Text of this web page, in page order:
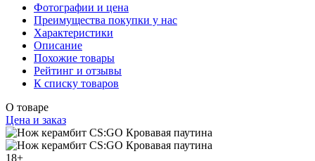
Фотографии и цена
Преимущества покупки у нас
Характеристики
Описание
Похожие товары
Рейтинг и отзывы
К списку товаров
О товаре
Цена и заказ
18+